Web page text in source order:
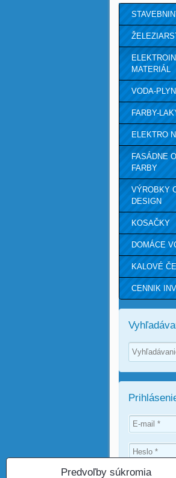
MATERIÁL
VODA-
FARBY-
ELEKTRO
FASÁDNE
FARBY
VÝROBKY
DESIGN
KOSAČKY
DOMÁCE
KALOVÉ
CENNIK
Predvoľby súkromia